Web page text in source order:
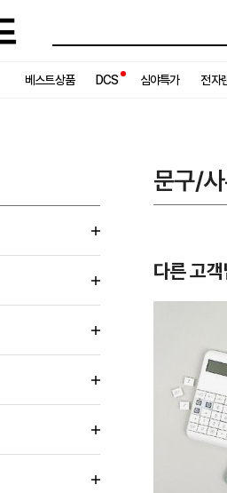
베스트상품 DCS 심야특가 전자
문구/
다른 고